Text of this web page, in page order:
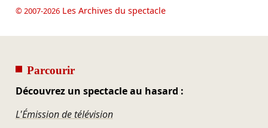
© 2007-2026Les Archives du spectacle
Parcourir
Découvrez un spectacle au hasard :
L'Émission de télévision